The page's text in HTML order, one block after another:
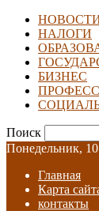
НАЛОГИ
БИЗНЕС
Поиск
Понедельник, 10
Главная
Карта
контакты